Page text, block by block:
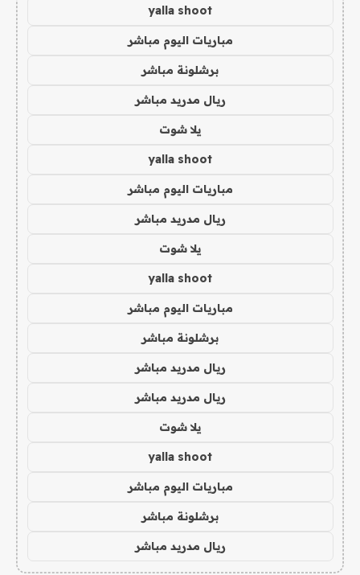
yalla shoot
مباريات اليوم مباشر
برشلونة مباشر
ريال مدريد مباشر
يلا شوت
yalla shoot
مباريات اليوم مباشر
ريال مدريد مباشر
يلا شوت
yalla shoot
مباريات اليوم مباشر
برشلونة مباشر
ريال مدريد مباشر
ريال مدريد مباشر
يلا شوت
yalla shoot
مباريات اليوم مباشر
برشلونة مباشر
ريال مدريد مباشر